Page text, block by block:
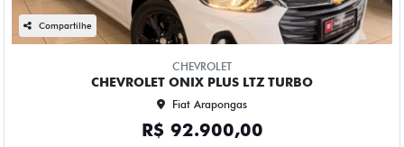
Compartilhe
CHEVROLET
CHEVROLET ONIX PLUS LTZ TURBO
Fiat Arapongas
R$ 92.900,00